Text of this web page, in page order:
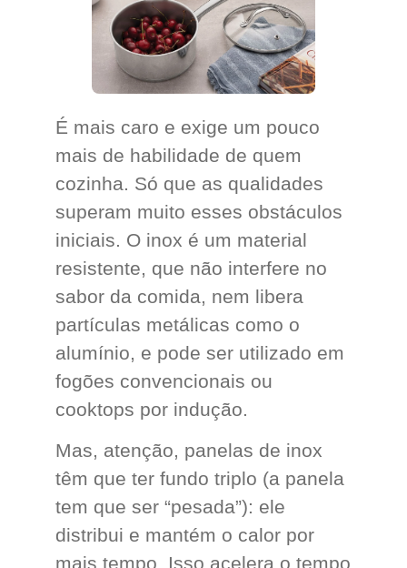
É mais caro e exige um pouco
mais de habilidade de quem
cozinha. Só que as qualidades
superam muito esses obstáculos
iniciais. O inox é um material
resistente, que não interfere no
sabor da comida, nem libera
partículas metálicas como o
alumínio, e pode ser utilizado em
fogões convencionais ou
cooktops por indução.
Mas, atenção, panelas de inox
têm que ter fundo triplo (a panela
tem que ser “pesada”): ele
distribui e mantém o calor por
mais tempo. Isso acelera o tempo